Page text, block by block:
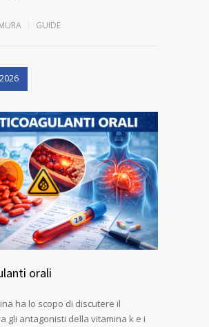
GUIDE
orali
ha lo scopo di discutere il
gli antagonisti della vitamina k e i